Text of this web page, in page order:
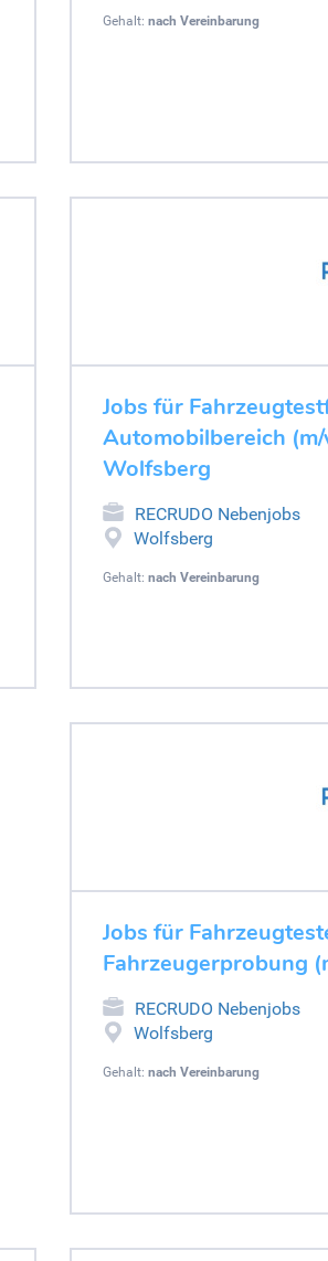
Gehalt: nach Vereinbarung
Jobs für
Automobilbereich
Wolfsberg
RECRUDO Nebenjobs
Wolfsberg
Gehalt: nach Vereinbarung
Jobs für
Fahrzeugerprobung
RECRUDO Nebenjobs
Wolfsberg
Gehalt: nach Vereinbarung